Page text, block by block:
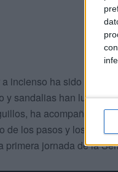
incienso ha sido el
y sandalias han lucido
ha acompañado a
de los pasos y los azul
primera jornada de la